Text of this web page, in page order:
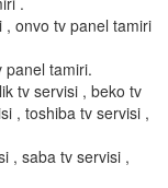
onvo tv panel tamiri
panel tamiri.
tv servisi , beko tv
, toshiba tv servisi ,
, saba tv servisi ,